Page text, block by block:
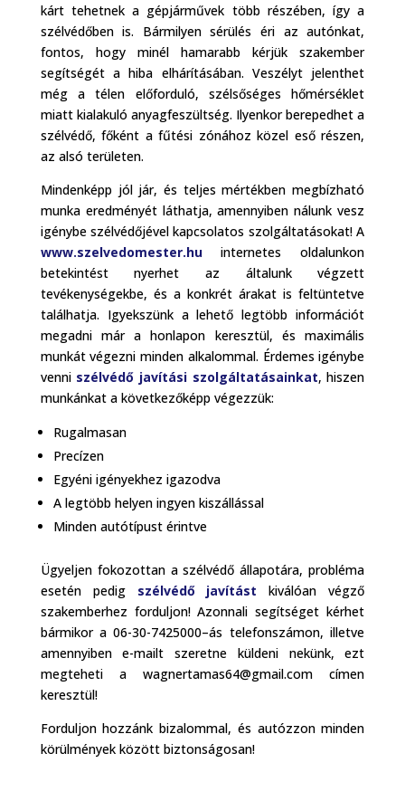
kárt tehetnek a gépjárművek több részében, így a
szélvédőben is. Bármilyen sérülés éri az autónkat,
fontos, hogy minél hamarabb kérjük szakember
segítségét a hiba elhárításában. Veszélyt jelenthet
még a télen előforduló, szélsőséges hőmérséklet
miatt kialakuló anyagfeszültség. Ilyenkor berepedhet a
szélvédő, főként a fűtési zónához közel eső részen,
az alsó területen.
Mindenképp jól jár, és teljes mértékben megbízható
munka eredményét láthatja, amennyiben nálunk vesz
igénybe szélvédőjével kapcsolatos szolgáltatásokat! A
www.szelvedomester.huinternetes oldalunkon
betekintést nyerhet az általunk végzett
tevékenységekbe, és a konkrét árakat is feltüntetve
találhatja. Igyekszünk a lehető legtöbb információt
megadni már a honlapon keresztül, és maximális
munkát végezni minden alkalommal. Érdemes igénybe
venni szélvédő javítási szolgáltatásainkat, hiszen
munkánkat a következőképp végezzük:
Rugalmasan
Precízen
Egyéni igényekhez igazodva
A legtöbb helyen ingyen kiszállással
Minden autótípust érintve
Ügyeljen fokozottan a szélvédő állapotára, probléma
esetén pedig szélvédő javítást kiválóan végző
szakemberhez forduljon! Azonnali segítséget kérhet
bármikor a 06-30-7425000–ás telefonszámon, illetve
amennyiben e-mailt szeretne küldeni nekünk, ezt
megteheti a wagnertamas64@gmail.com címen
keresztül!
Forduljon hozzánk bizalommal, és autózzon minden
körülmények között biztonságosan!